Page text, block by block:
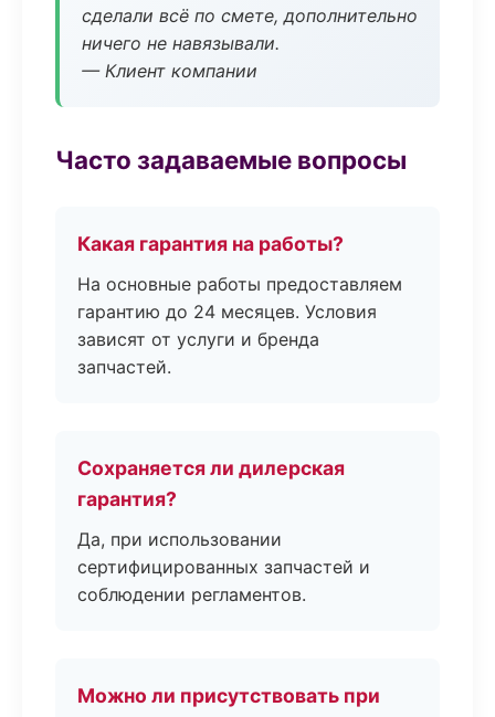
сделали всё по смете, дополнительно
ничего не навязывали.
— Клиент компании
Часто задаваемые вопросы
Какая гарантия на работы?
На основные работы предоставляем
гарантию до 24 месяцев. Условия
зависят от услуги и бренда
запчастей.
Сохраняется ли дилерская
гарантия?
Да, при использовании
сертифицированных запчастей и
соблюдении регламентов.
Можно ли присутствовать при